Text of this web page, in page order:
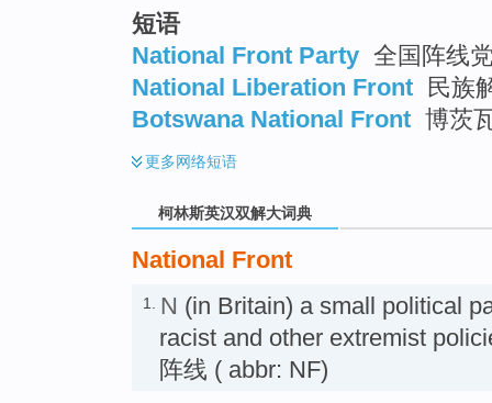
短语
National Front Party 全国阵线
National Liberation Front
民族
Botswana National Front 博茨
更多网络短语
柯林斯英汉双解大词典
National Front
1. N (in Britain) a small political
racist and other extremist
阵线 ( abbr: NF)